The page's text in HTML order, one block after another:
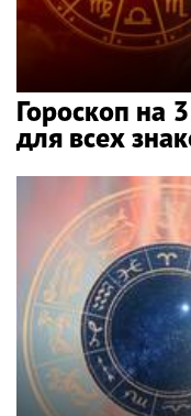
Гороскоп на
для всех